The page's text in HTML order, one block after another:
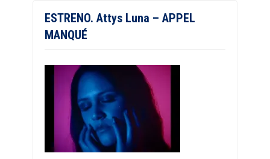
ESTRENO. Attys Luna – APPEL
MANQUÉ